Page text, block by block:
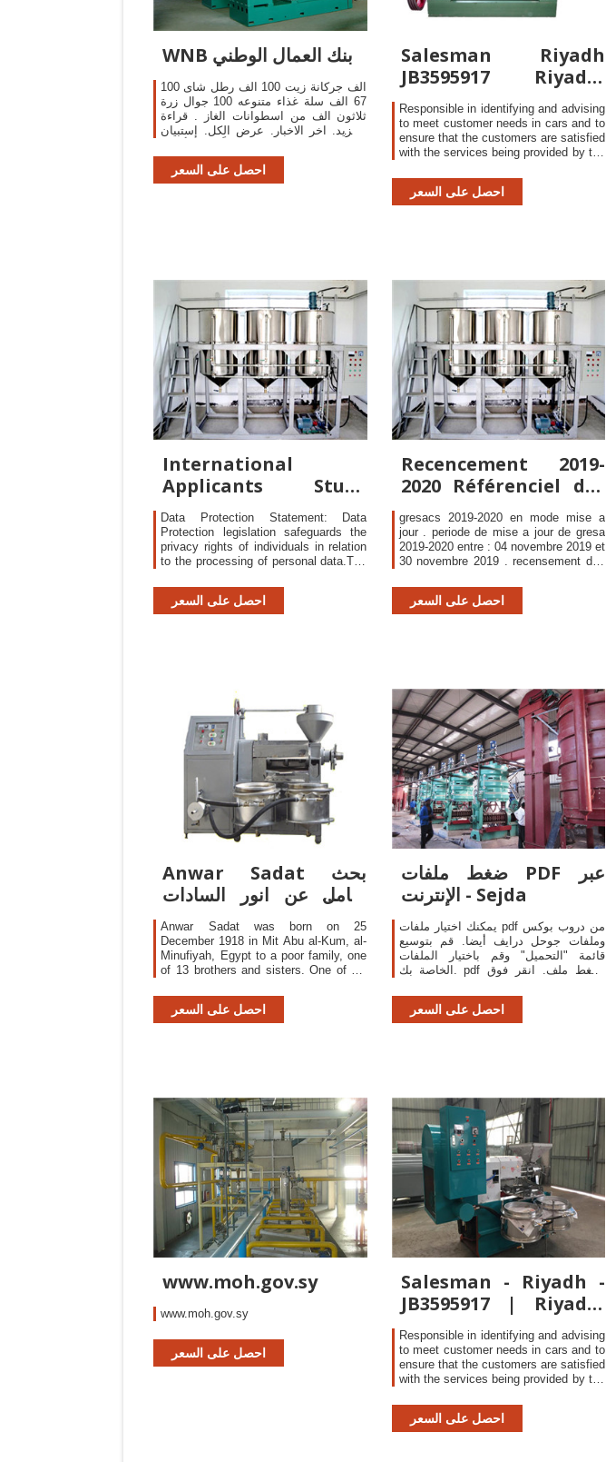
WNB بنك العمال الوطني
100 الف جركانة زيت 100 الف رطل شاى
67 الف سلة غذاء متنوعه 100 جوال زرة
ثلاثون الف من اسطوانات الغاز . قراءة
المزيد. اخر الاخبار. عرض الكل. إستبيان
آرائكم للإرتقاء بمستويات الخدمات
احصل على السعر
Salesman Riyadh
JB3595917 Riyadh,
Saudi Arabia
Responsible in identifying and advising
to meet customer needs in cars and to
ensure that the customers are satisfied
with the services being provided by the
customers through visit especially the
fleet business to achieve sales target
احصل على السعر
International
Applicants Study
Trinity College
Dublin
Data Protection Statement: Data
Protection legislation safeguards the
privacy rights of individuals in relation
to the processing of personal data.The
Protection (Amendment) 2003. The
data collected in this questionnaire is
احصل على السعر
Recencement 2019-
2020 Référenciel des
Etablissements
gresacs 2019-2020 en mode mise a
jour . periode de mise a jour de gresa
2019-2020 entre : 04 novembre 2019 et
30 novembre 2019 . recensement des
احصل على السعر
Anwar Sadat بحث
شامل عن انور السادات
بالانجليزية مستقبلي
Anwar Sadat was born on 25
December 1918 in Mit Abu al-Kum, al-
Minufiyah, Egypt to a poor family, one
of 13 brothers and sisters. One of his
pilot and was killed in action during the
Yom Kippur War in October 1973.[5]
احصل على السعر
ضغط ملفات PDF عبر
الإنترنت - Sejda
يمكنك اختيار ملفات pdf من دروب بوكس
وملفات جوحل درايف أيضا. قم بتوسيع
قائمة "التحميل" وقم باختيار الملفات
الخاصة بك. pdf اضغط ملف. انقر فوق
المضغوط الخاص بك.
احصل على السعر
www.moh.gov.sy
www.moh.gov.sy
احصل على السعر
Salesman - Riyadh -
JB3595917 | Riyadh,
Saudi Arabia
Responsible in identifying and advising
to meet customer needs in cars and to
ensure that the customers are satisfied
with the services being provided by the
customers through visit especially the
fleet business to achieve sales target
احصل على السعر